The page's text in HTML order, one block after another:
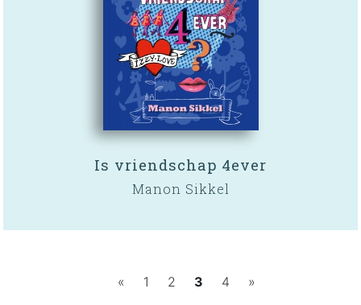
Is vriendschap 4ever
Manon Sikkel
« 1 2 3 4 »